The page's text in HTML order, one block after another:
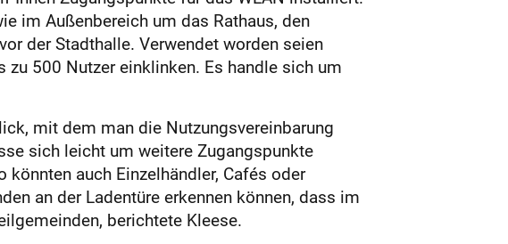
im Außenbereich um das Rathaus, den
der Stadthalle. Verwendet worden seien
500 Nutzer einklinken. Es handle sich um
mit dem man die Nutzungsvereinbarung
sich leicht um weitere Zugangspunkte
auch Einzelhändler, Cafés oder
an der Ladentüre erkennen können, dass im
berichtete Kleese.